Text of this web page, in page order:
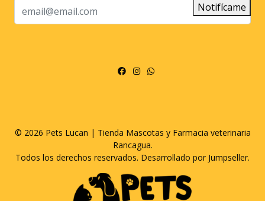
Notifícame
© 2026 Pets Lucan | Tienda Mascotas y Farmacia veterinaria
Rancagua.
Todos los derechos reservados. Desarrollado por Jumpseller.